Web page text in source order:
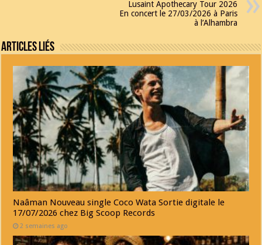
Lusaint Apothecary Tour 2026
En concert le 27/03/2026 à Paris
à l’Alhambra
Articles Liés
Naâman Nouveau single Coco Wata Sortie digitale le
17/07/2026 chez Big Scoop Records
2 semaines ago